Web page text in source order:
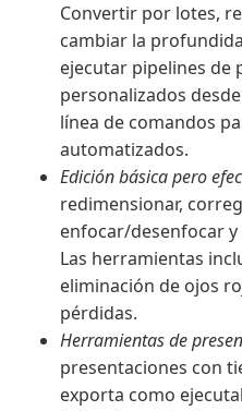
Convertir por lotes,
cambiar la
ejecutar pipelines de
personalizados
línea de comandos
automatizados.
Edición básica pero
redimensionar,
enfocar/desenfocar
Las herramientas
eliminación de ojos
pérdidas.
Herramientas de
presentaciones con
exporta como